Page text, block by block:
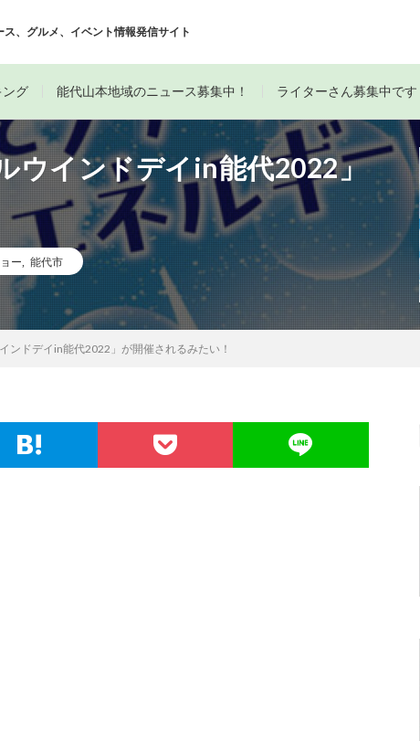
、グルメ、イベント情報発信サイト
ング 能代山本地域のニュース募集中！ ライターさん募集中です
ウインドデイin能代2022」
ー 能代市
ンドデイin能代2022」が開催されるみたい！